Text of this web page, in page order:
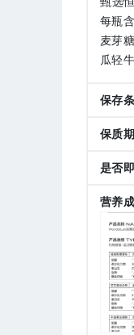
每瓶
麦芽
瓜轻
保存
保质
是否
营养